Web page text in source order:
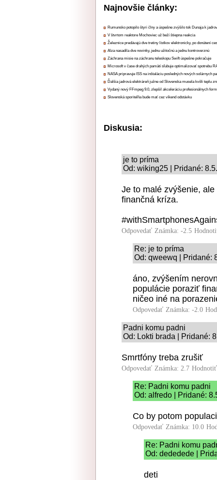
Najnovšie články:
Rumunsko potopilo štyri člny a úspešne zvýšilo tok Dunaja k
V štvrtom reaktore Mochoviec už beží štiepna reakcia
Železnice predávajú dve tretiny lístkov elektronicky, po donútení
Alza nasadila dve novinky, jednu užitočnú a jednu kontroverznú
Záchrana misie na záchranu teleskopu Swift úspešne pokračuje
Microsoft v čase drahých pamätí sľubuje optimalizovať spotrebu
NASA pripravuje ISS na inštaláciu posledných nových solárnych
Ďalšia jadrová elektráreň južne od Slovenska musela kvôli teplu
Vydaný nový FFmpeg 9.0, zlepšil akceleráciu profesionálnych
Slovenská sporiteľňa bude mať cez víkend odstávku
Diskusia:
je to príma
Od: wiking25 | Pridané:
Je to malé zvýšenie,
finančná kríza.
Odpovedať Známka: -2.5
Re: je to príma
Od: qweewq | Pridané:
áno, zvýšením
populácie poraziť
ničeo iné na
Odpovedať Známka: -2.0
Padni komu padni
Od: Lokti brada | Pridané:
Smrtfóny treba zrušiť
Odpovedať Známka: 2.7
Re: Padni komu padni
Od: alfredo | Pridané:
Co by potom
Odpovedať Známka: 10.0
Re: Padni komu
Od: dededede |
deti